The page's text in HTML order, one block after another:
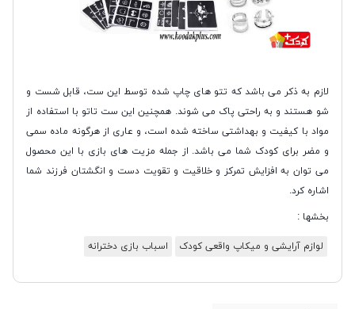
لازم به ذکر می باشد که تتو های چاپ شده توسط این ست، قابل شست و
شو هستند و به راحتی پاک می شوند. همچنین این ست تاتو با استفاده از
مواد با کیفیت و بهداشتی ساخته شده است، و عاری از هرگونه ماده سمی
و مضر برای کودک شما می باشد. از جمله مزیت های بازی با این محصول
می توان به افزایش تمرکز و خلاقیت و تقویت دست و انگشتان فرزند شما
اشاره کرد.
بخشها :
لوازم آرایشی و میکاپ واقعی کودک اسباب بازی دخترانه